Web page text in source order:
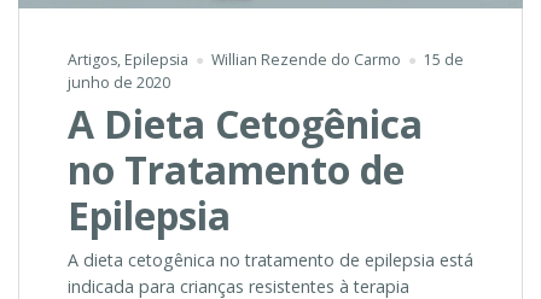
Artigos, Epilepsia Willian Rezende do Carmo
15 de
junho de 2020
A Dieta Cetogênica
no Tratamento de
Epilepsia
A dieta cetogênica no tratamento de epilepsia está
indicada para crianças resistentes à terapia